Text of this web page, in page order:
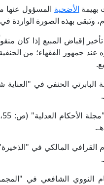
بهيمة الأضحية المسؤول عنها
وتَبقى بهذه الصورة الواردة
إقباض المبيع إذا كان
عند جمهور الفقهاء؛ من